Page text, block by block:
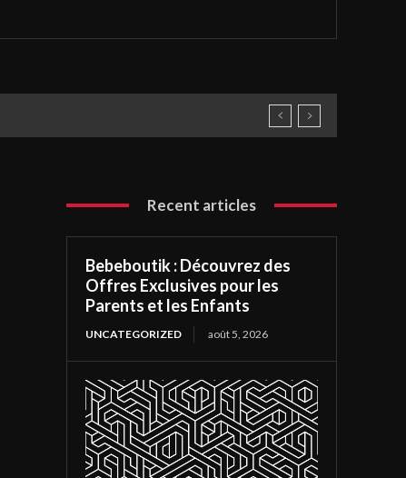
Recent articles
Bebeboutik : Découvrez des
Offres Exclusives pour les
Parents et les Enfants
UNCATEGORIZED août 5, 2026